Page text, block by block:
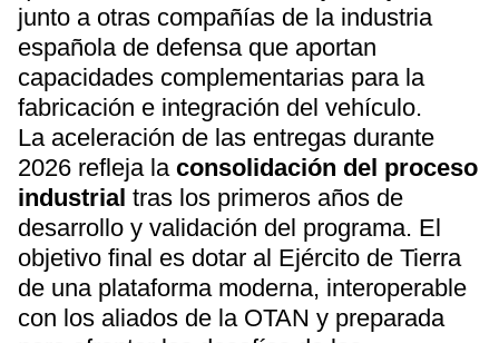
junto a otras compañías de la industria
española de defensa que aportan
capacidades complementarias para la
fabricación e integración del vehículo.
La aceleración de las entregas durante
2026 refleja la consolidación del proceso
industrial tras los primeros años de
desarrollo y validación del programa. El
objetivo final es dotar al Ejército de Tierra
de una plataforma moderna, interoperable
con los aliados de la OTAN y preparada